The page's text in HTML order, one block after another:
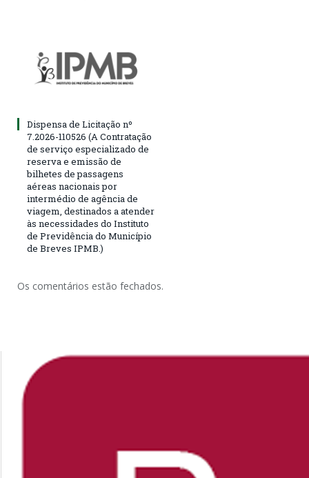
Dispensa de Licitação nº
7.2026-110526 (A Contratação
de serviço especializado de
reserva e emissão de
bilhetes de passagens
aéreas nacionais por
intermédio de agência de
viagem, destinados a atender
às necessidades do Instituto
de Previdência do Município
de Breves IPMB.)
Os comentários estão fechados.